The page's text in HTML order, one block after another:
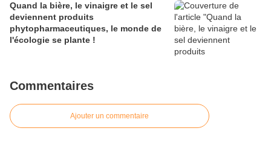
Quand la bière, le vinaigre et le sel
deviennent produits
phytopharmaceutiques, le monde de
l'écologie se plante !
Commentaires
Ajouter un commentaire